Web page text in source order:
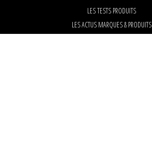
LES TESTS PRODUITS
LES ACTUS MARQUES & PRODUITS